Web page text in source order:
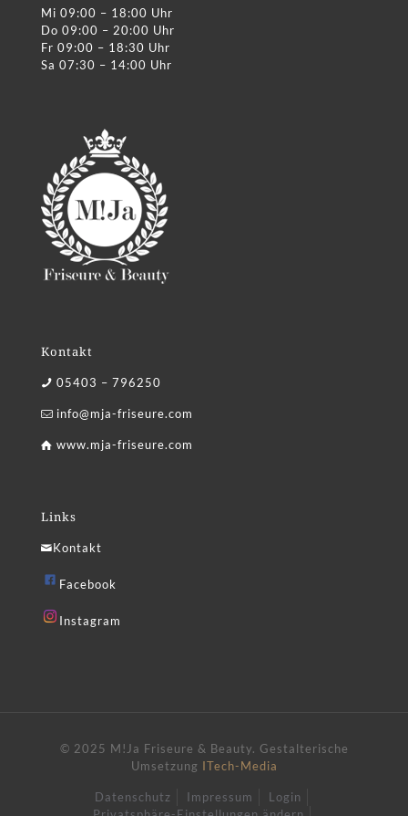
Mi 09:00 – 18:00 Uhr
Do 09:00 – 20:00 Uhr
Fr 09:00 – 18:30 Uhr
Sa 07:30 – 14:00 Uhr
Kontakt
05403 – 796250
info@mja-friseure.com
www.mja-friseure.com
Links
Kontakt
Facebook
Instagram
© 2025 M!Ja Friseure & Beauty. Gestalterische
Umsetzung ITech-Media
Datenschutz Impressum
Login